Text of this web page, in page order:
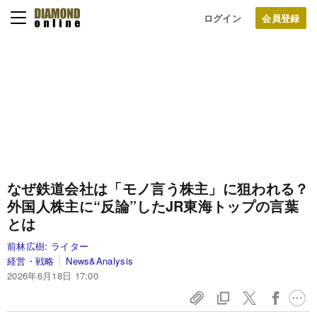
ログイン
なぜ鉄道会社は「モノ言う株主」に狙われる？
外国人株主に“反論”したJR東海トップの言葉
とは
前林広樹: ライター
経営・戦略
News&Analysis
2026年6月18日 17:00